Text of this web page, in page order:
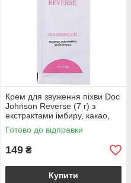
Крем для звуження піхви Doc
Johnson Reverse (7 г) з
екстрактами імбиру, какао,
кориці та перцю
Готово до відправки
149 ₴
Купити